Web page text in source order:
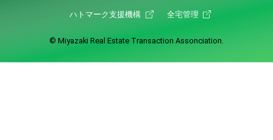
ハトマーク支援機構 全宅管理
© Miyazaki Real Estate Transaction Assonciation.